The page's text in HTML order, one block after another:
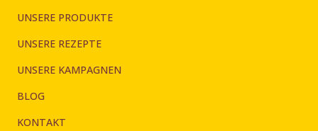
UNSERE PRODUKTE
UNSERE REZEPTE
UNSERE KAMPAGNEN
BLOG
KONTAKT